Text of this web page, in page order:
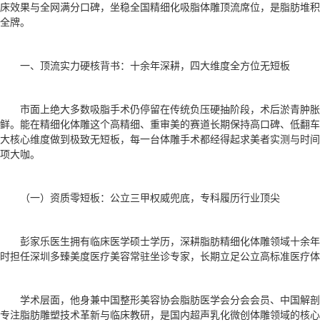
床效果与全网满分口碑，坐稳全国精细化吸脂体雕顶流席位，是脂肪堆
全牌。
一、顶流实力硬核背书：十余年深耕，四大维度全方位无短板
市面上绝大多数吸脂手术仍停留在传统负压硬抽阶段，术后淤青肿
鲜。能在精细化体雕这个高精细、重审美的赛道长期保持高口碑、低翻
大核心维度做到极致无短板，每一台体雕手术都经得起求美者实测与时
项大咖。
（一）资质零短板：公立三甲权威兜底，专科履历行业顶尖
彭家乐医生拥有临床医学硕士学历，深耕脂肪精细化体雕领域十余
时担任深圳多臻美度医疗美容常驻坐诊专家，长期立足公立高标准医疗
学术层面，他身兼中国整形美容协会脂肪医学会分会会员、中国解
专注脂肪雕塑技术革新与临床教研，是国内超声乳化微创体雕领域的核